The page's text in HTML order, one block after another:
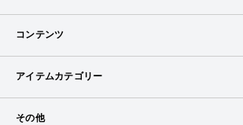
メンバーログイン
メンバー会員について
コンテンツ
ランキング
アイテムカテゴリー
スキンケア
その他